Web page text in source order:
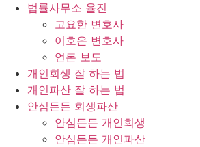
법률사무소 율진
고요한 변호사
이호은 변호사
언론 보도
개인회생 잘 하는 법
개인파산 잘 하는 법
안심든든 회생파산
안심든든 개인회생
안심든든 개인파산